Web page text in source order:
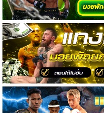
วิเคราะห์
NFL
วิเคราะห์
NBA
ทีเด็ด
บอล